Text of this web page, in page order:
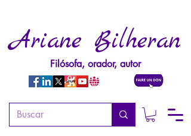
Ariane Bilheran
Filósofa, orador, autor